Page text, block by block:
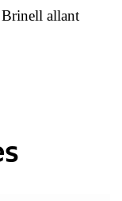
Brinell allant